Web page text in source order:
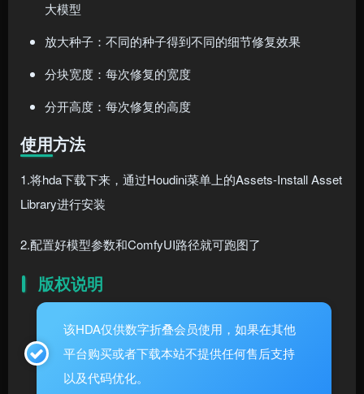
大模型
放大种子：不同的种子得到不同的细节修复效果
分块宽度：每次修复的宽度
分开高度：每次修复的高度
使用方法
1.将hda下载下来，通过Houdini菜单上的Assets-Install Asset
Library进行安装
2.配置好模型参数和ComfyUI路径就可跑图了
版权说明
该HDA仅供数字折叠会员使用，如果在其他
平台购买或者下载本站不提供任何售后支持
以及代码优化。